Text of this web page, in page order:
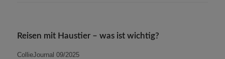
Reisen mit Haustier – was ist wichtig?
CollieJournal 09/2025